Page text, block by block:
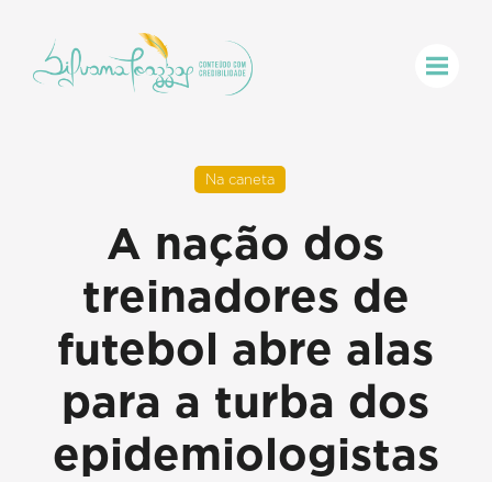
Na caneta
A nação dos
treinadores de
futebol abre alas
para a turba dos
epidemiologistas